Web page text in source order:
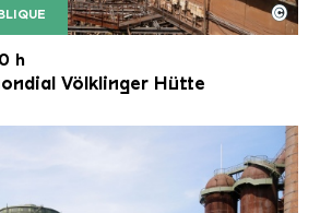
incliné de la Völklinger Hütte
Völklinger Hütte | Karl
©
h
Völklinger Hütte